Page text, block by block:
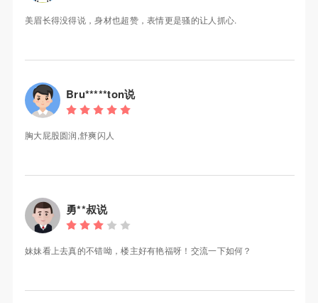
美眉长得没得说，身材也超赞，表情更是骚的让人抓心.
Bru*****ton说
胸大屁股圆润,舒爽闪人
勇**叔说
妹妹看上去真的不错呦，楼主好有艳福呀！交流一下如何？